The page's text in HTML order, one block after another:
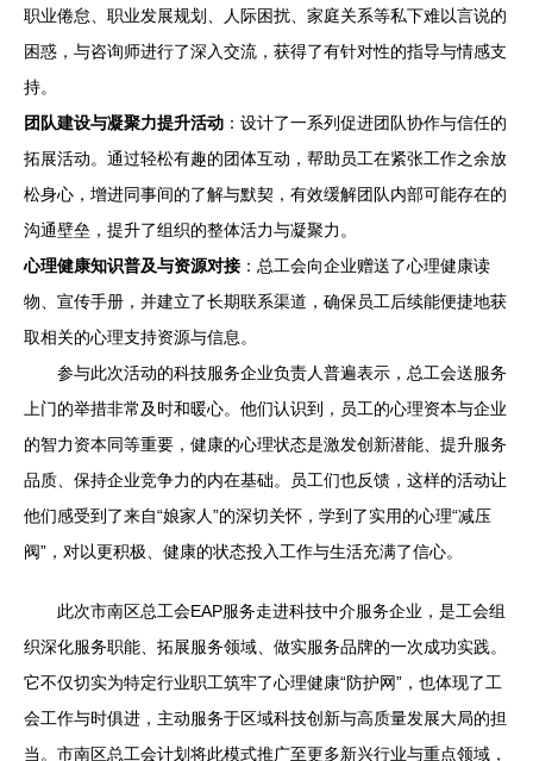
职业倦怠、职业发展规划、人际困扰、家庭关系等私下难以言说的
困惑，与咨询师进行了深入交流，获得了有针对性的指导与情感支
持。
团队建设与凝聚力提升活动 ：设计了一系列促进团队协作与信任的
拓展活动。通过轻松有趣的团体互动，帮助员工在紧张工作之余放
松身心，增进同事间的了解与默契，有效缓解团队内部可能存在的
沟通壁垒，提升了组织的整体活力与凝聚力。
心理健康知识普及与资源对接 ：总工会向企业赠送了心理健康读
物、宣传手册，并建立了长期联系渠道，确保员工后续能便捷地获
取相关的心理支持资源与信息。
参与此次活动的科技服务企业负责人普遍表示，总工会送服务
上门的举措非常及时和暖心。他们认识到，员工的心理资本与企业
的智力资本同等重要，健康的心理状态是激发创新潜能、提升服务
品质、保持企业竞争力的内在基础。员工们也反馈，这样的活动让
他们感受到了来自“娘家人”的深切关怀，学到了实用的心理“减压
阀”，对以更积极、健康的状态投入工作与生活充满了信心。
此次市南区总工会EAP服务走进科技中介服务企业，是工会组
织深化服务职能、拓展服务领域、做实服务品牌的一次成功实践。
它不仅切实为特定行业职工筑牢了心理健康“防护网”，也体现了工
会工作与时俱进，主动服务于区域科技创新与高质量发展大局的担
当。市南区总工会计划将此模式推广至更多新兴行业与重点领域，